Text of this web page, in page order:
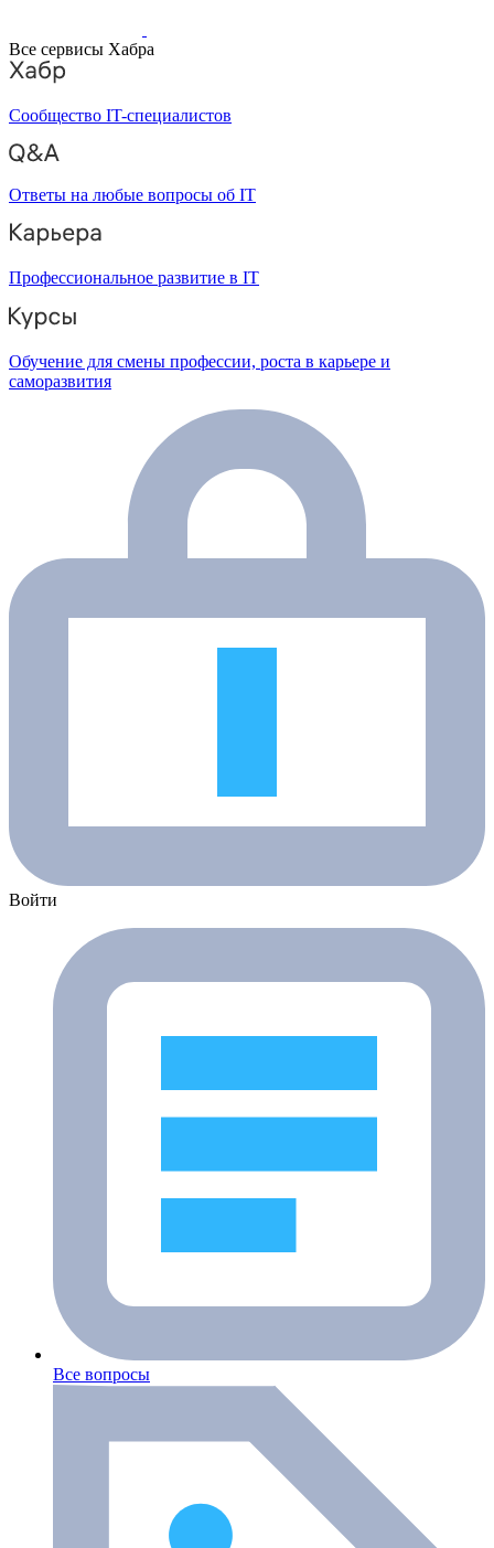
Все сервисы Хабра
Сообщество IT-специалистов
Ответы на любые вопросы об IT
Профессиональное развитие в IT
Обучение для смены профессии, роста в карьере и
саморазвития
Войти
Все вопросы